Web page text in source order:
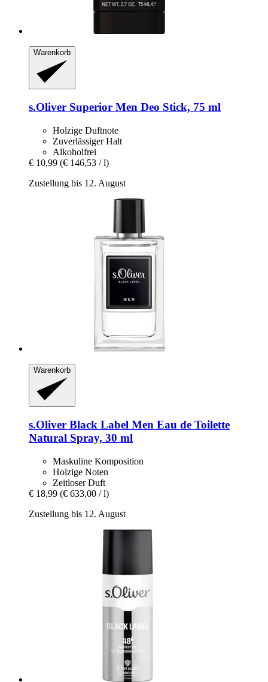
Warenkorb
s.Oliver Superior Men Deo Stick, 75 ml
Holzige Duftnote
Zuverlässiger Halt
Alkoholfrei
€ 10,99 (€ 146,53 / l)
Zustellung bis 12. August
Warenkorb
s.Oliver Black Label Men Eau de Toilette
Natural Spray, 30 ml
Maskuline Komposition
Holzige Noten
Zeitloser Duft
€ 18,99 (€ 633,00 / l)
Zustellung bis 12. August